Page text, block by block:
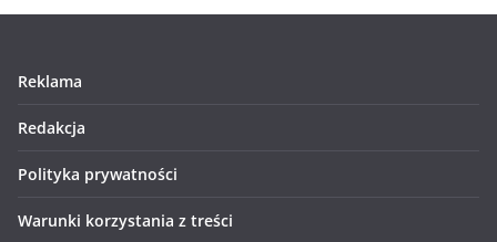
Reklama
Redakcja
Polityka prywatności
Warunki korzystania z treści